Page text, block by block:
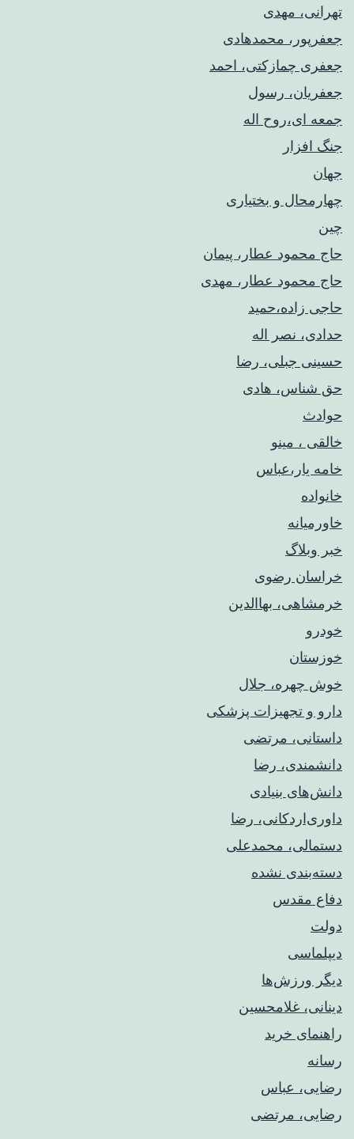
تهرانی، مهدی
جعفرپور، محمدهادی
جعفری چمازکتی، احمد
جعفریان، رسول
جمعه ای،روح اله
جنگ افزار
جهان
چهارمحال و بختیاری
چین
حاج محمود عطار، پیمان
حاج محمود عطار، مهدی
حاجی زاده،حمید
حدادی، نصر اله
حسینی جبلی، رضا
حق شناس، هادی
حوادث
خالقی ، مینو
خامه یار،عباس
خانواده
خاورمیانه
خبر وبلاگ
خراسان رضوی
خرمشاهی، بهاالدین
خودرو
خوزستان
خوش چهره، جلال
دارو و تجهیزات پزشکی
داستانی، مرتضی
دانشمندی، رضا
دانش‌های بنیادی
داوری‌اردکانی، رضا
دستمالی، محمدعلی
دسته‌بندی نشده
دفاع مقدس
دولت
دیپلماسی
دیگر ورزش‌ها
دینانی، غلامحسین
راهنمای خريد
رسانه
رضایی، عباس
رضایی، مرتضی